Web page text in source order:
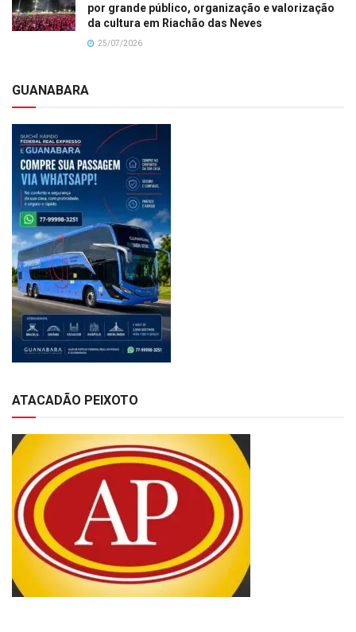
por grande público, organização e valorização
da cultura em Riachão das Neves
25/07/2026
GUANABARA
ATACADÃO PEIXOTO